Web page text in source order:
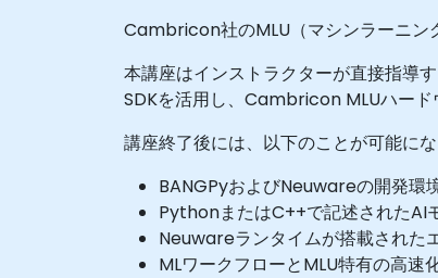
Cambricon社のMLU（マシンラーニン
本講座はインストラクターが直接指導
SDKを活用し、Cambricon MLUハード
講座終了後には、以下のことが可能にな
BANGPyおよびNeuwareの開発環
PythonまたはC++で記述されたAI
Neuwareランタイムが搭載された
MLワークフローとMLU特有の高速